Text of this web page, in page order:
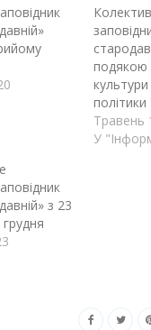
подякою
політики
Травень
У
з 23